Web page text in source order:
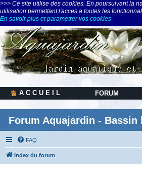
>>> Ce site utilise des cookies. En poursuivant la
utilisation permettant l'acces a toutes les
En savoir plus et parametrer vos cookies
A C C U E I L FORUM
Forum Aquajardin - Bassin
FAQ
Index du forum